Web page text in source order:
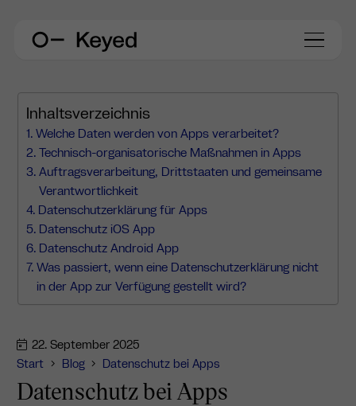
22. September 2025
Start
Blog Datenschutz bei Apps
Datenschutz bei Apps
Inhaltsverzeichnis
Welche Daten werden von Apps verarbeitet?
Technisch-organisatorische Maßnahmen in Apps
Auftragsverarbeitung, Drittstaaten und gemeinsame
Verantwortlichkeit
Datenschutzerklärung für Apps
Datenschutz iOS App
Datenschutz Android App
Was passiert, wenn eine Datenschutzerklärung nicht
in der App zur Verfügung gestellt wird?